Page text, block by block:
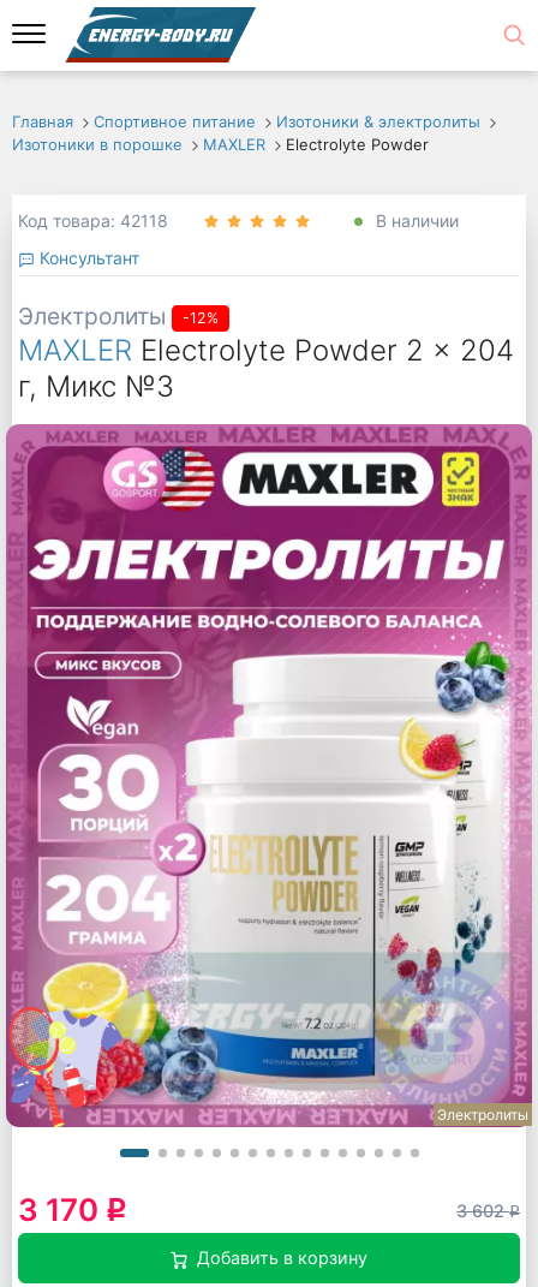
Главная Спортивное питание
Изотоники & электролиты
Изотоники в порошке
MAXLER Electrolyte Powder
Код товара: 42118
В наличии
Консультант
Электролиты -12%
MAXLER Electrolyte Powder 2 x 204
г, Микс №3
Электролиты
3 170 q 3 602q
Добавить в корзину